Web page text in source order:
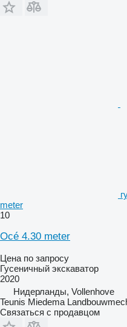
meter
10
Océ 4.30 meter
Цена по запросу
Гусеничный экскаватор
2020
Нидерланды, Vollenhove
Teunis Miedema
Связаться с продавцом